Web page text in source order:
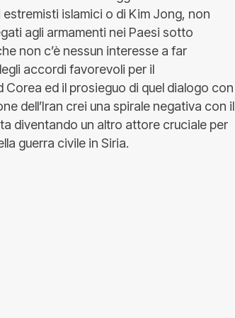
islamici o di Kim Jong, non
agli armamenti nei Paesi sotto
non c’è nessun interesse a far
accordi favorevoli per il
ed il prosieguo di quel dialogo con
dell’Iran crei una spirale negativa con il
diventando un altro attore cruciale per
guerra civile in Siria.